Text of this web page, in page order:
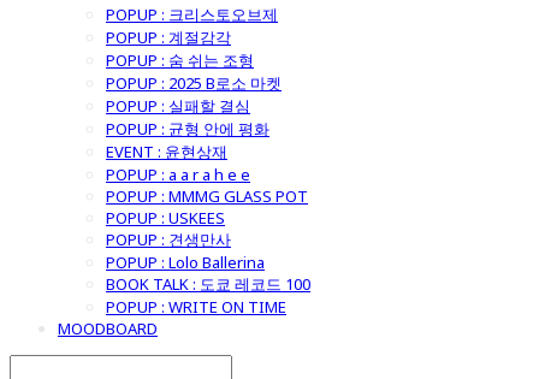
POPUP : 크리스토오브제
POPUP : 계절감각
POPUP : 숨 쉬는 조형
POPUP : 2025 B로소 마켓
POPUP : 실패할 결심
POPUP : 균형 안에 평화
EVENT : 윤현상재
POPUP : a a r a h e e
POPUP : MMMG GLASS POT
POPUP : USKEES
POPUP : 견생만사
POPUP : Lolo Ballerina
BOOK TALK : 도쿄 레코드 100
POPUP : WRITE ON TIME
MOODBOARD